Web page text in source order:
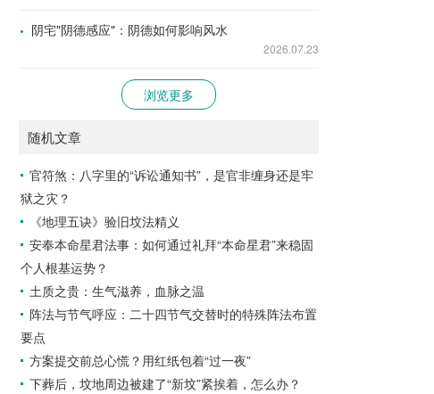
阴宅"阴德感应"：阴德如何影响风水
2026.07.23
浏览更多
随机文章
官符煞：八字里的“诉讼通知书”，是官非缠身还是牢
狱之灾？
《地理五诀》验旧坟法精义
安奉本命星君法事：如何通过礼拜“本命星君”来稳固
个人根基运势？
土质之贵：生气滋养，血脉之温
阵法与节气呼应：二十四节气交替时的特殊阵法布置
要点
方案提交前总心慌？用红纸包着“过一夜”
下葬后，坟地周边被建了“新坟”紧挨着，怎么办？